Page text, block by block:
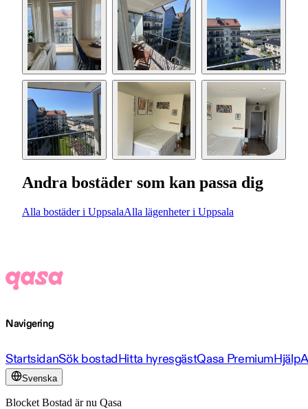
Andra bostäder som kan passa dig
Alla bostäder i UppsalaAlla lägenheter i Uppsala
Navigering
StartsidanSök bostadHitta hyresgästQasa PremiumHjälp
Svenska
Blocket Bostad är nu Qasa